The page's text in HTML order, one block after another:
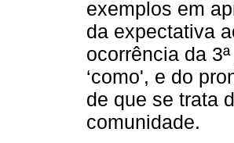
exemplos em
da expectativa
ocorrência da
‘como', e do
de que se trata
comunidade.